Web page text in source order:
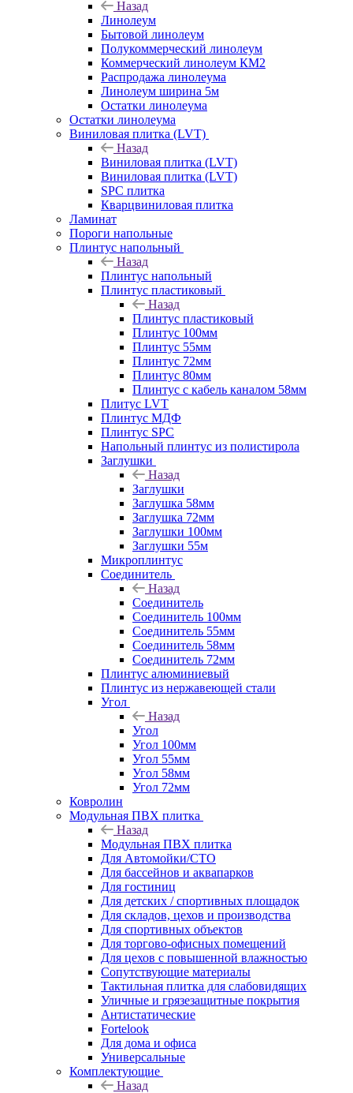
Назад
Линолеум
Бытовой линолеум
Полукоммерческий линолеум
Коммерческий линолеум КМ2
Распродажа линолеума
Линолеум ширина 5м
Остатки линолеума
Остатки линолеума
Виниловая плитка (LVT)
Назад
Виниловая плитка (LVT)
Виниловая плитка (LVT)
SPC плитка
Кварцвиниловая плитка
Ламинат
Пороги напольные
Плинтус напольный
Назад
Плинтус напольный
Плинтус пластиковый
Назад
Плинтус пластиковый
Плинтус 100мм
Плинтус 55мм
Плинтус 72мм
Плинтус 80мм
Плинтус с кабель каналом 58мм
Плитус LVT
Плинтус МДФ
Плинтус SPC
Напольный плинтус из полистирола
Заглушки
Назад
Заглушки
Заглушка 58мм
Заглушка 72мм
Заглушки 100мм
Заглушки 55м
Микроплинтус
Соединитель
Назад
Соединитель
Соединитель 100мм
Соединитель 55мм
Соединитель 58мм
Соединитель 72мм
Плинтус алюминиевый
Плинтус из нержавеющей стали
Угол
Назад
Угол
Угол 100мм
Угол 55мм
Угол 58мм
Угол 72мм
Ковролин
Модульная ПВХ плитка
Назад
Модульная ПВХ плитка
Для Автомойки/СТО
Для бассейнов и аквапарков
Для гостиниц
Для детских / спортивных площадок
Для складов, цехов и производства
Для спортивных объектов
Для торгово-офисных помещений
Для цехов с повышенной влажностью
Сопутствующие материалы
Тактильная плитка для слабовидящих
Уличные и грязезащитные покрытия
Антистатические
Fortelook
Для дома и офиса
Универсальные
Комплектующие
Назад